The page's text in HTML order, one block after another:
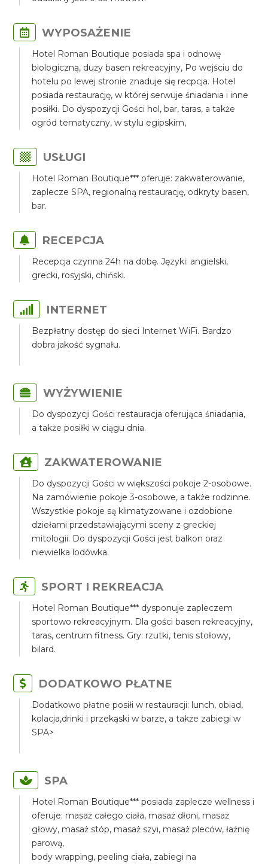
WYPOSAŻENIE
Hotel Roman Boutique posiada spa i odnowę
biologiczną, duży basen rekreacyjny, Po wejściu do
hotelu po lewej stronie znaduje się recpcja. Hotel
posiada restaurację, w której serwuje śniadania i inne
posiłki. Do dyspozycji Gości hol, bar, taras, a także
ogród tematyczny, w stylu egipskim,
USŁUGI
Hotel Roman Boutique*** oferuje: zakwaterowanie,
zaplecze SPA, regionalną restaurację, odkryty basen,
bar.
RECEPCJA
Recepcja czynna 24h na dobę. Języki: angielski,
grecki, rosyjski, chiński.
INTERNET
Bezpłatny dostęp do sieci Internet WiFi. Bardzo
dobra jakość sygnału.
WYŻYWIENIE
Do dyspozycji Gości restauracja oferująca śniadania,
a także posiłki w ciągu dnia.
ZAKWATEROWANIE
Do dyspozycji Gości w większości pokoje 2-osobowe.
Na zamówienie pokoje 3-osobowe, a także rodzinne.
Wszystkie pokoje są klimatyzowane i ozdobione
dziełami przedstawiającymi sceny z greckiej
mitologii. Do dyspozycji Gości jest balkon oraz
niewielka lodówka.
SPORT I REKREACJA
Hotel Roman Boutique*** dysponuje zapleczem
sportowo rekreacyjnym. Dla gości basen rekreacyjny,
taras, centrum fitness. Gry: rzutki, tenis stołowy,
bilard.
DODATKOWO PŁATNE
Dodatkowo płatne posiłi w restauracji: lunch, obiad,
kolacja,drinki i przekąski w barze, a także zabiegi w
SPA>
SPA
Hotel Roman Boutique*** posiada zaplecze wellness i
oferuje: masaż całego ciała, masaż dłoni, masaż
głowy, masaż stóp, masaż szyi, masaż pleców, łaźnię
parową,
body wrapping, peeling ciała, zabiegi na